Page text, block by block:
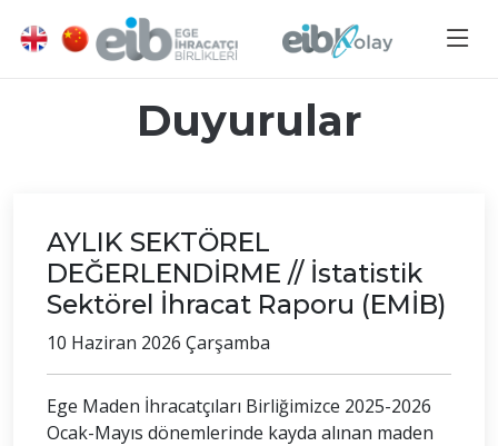
Duyurular
AYLIK SEKTÖREL
DEĞERLENDİRME // İstatistik
Sektörel İhracat Raporu (EMİB)
10 Haziran 2026 Çarşamba
Ege Maden İhracatçıları Birliğimizce 2025-2026
Ocak-Mayıs dönemlerinde kayda alınan maden